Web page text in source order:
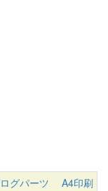
グパーツ
A4印刷